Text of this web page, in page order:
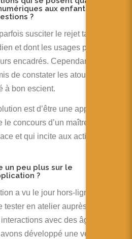
aux enfants. As-tu
?
susciter le rejet tant ils
et dont les usages par les plus
encadrés. Cependant, le
de constater les atouts du
à bon escient.
est d’être une application
concours d’un maître du jeu au
et qui incite aux activités
un peu plus sur le
?
a vu le jour hors-ligne en mars
en atelier auprès de plus
avec des âges et des
développé une version 2